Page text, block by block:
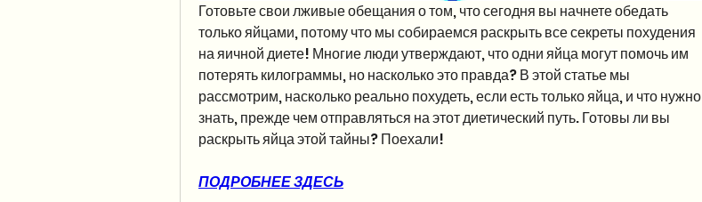
Готовьте свои лживые обещания о том, что сегодня вы начнете обедать
только яйцами, потому что мы собираемся раскрыть все секреты похудения
на яичной диете! Многие люди утверждают, что одни яйца могут помочь им
потерять килограммы, но насколько это правда? В этой статье мы
рассмотрим, насколько реально похудеть, если есть только яйца, и что нужно
знать, прежде чем отправляться на этот диетический путь. Готовы ли вы
раскрыть яйца этой тайны? Поехали!
ПОДРОБНЕЕ ЗДЕСЬ